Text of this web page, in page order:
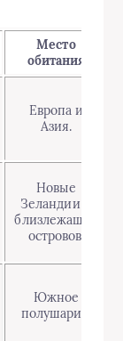
Место
обитания
Европа и
Азия.
Новые
Зеландии и
близлежащих
островов.
Южное
полушарие.